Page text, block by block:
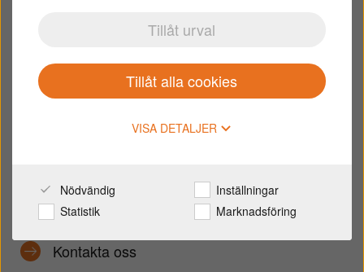
Tillåt urval
Tillåt alla cookies
VISA DETALJER
Nödvändig
Inställningar
Statistik
Marknadsföring
Sedan företaget grundades 1943, har
hörapparater från GN Hearing varit kända för bra
ljudkvalitet, design och meningsfulla lösningar
Läs mer här
Kontakta oss